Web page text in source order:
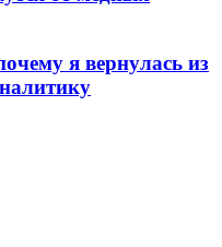
я вернулась из